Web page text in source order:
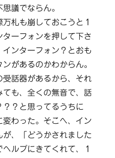
議でならん。
札も崩しておこうと１
ーフォンを押して下さ
ンターフォン？とおも
があるのかわからん。
話器があるから、それ
も、全くの無音で、話
？？と思ってるうちに
変わった。そこへ、イン
が、「どうかされました
ルプにきてくれて、１